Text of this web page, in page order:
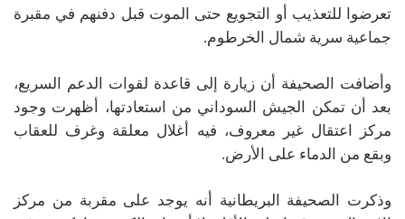
تعرضوا للتعذيب أو التجويع حتى الموت قبل دفنهم في مقبرة
جماعية سرية شمال الخرطوم.
وأضافت الصحيفة أن زيارة إلى قاعدة لقوات الدعم السريع،
بعد أن تمكن الجيش السوداني من استعادتها، أظهرت وجود
مركز اعتقال غير معروف، فيه أغلال معلقة وغرف للعقاب
وبقع من الدماء على الأرض.
وذكرت الصحيفة البريطانية أنه يوجد على مقربة من مركز